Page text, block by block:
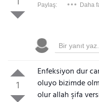
Paylaş: Daha
1
Enfeksiyon dur
oluyo bizimde
olur allah şifa